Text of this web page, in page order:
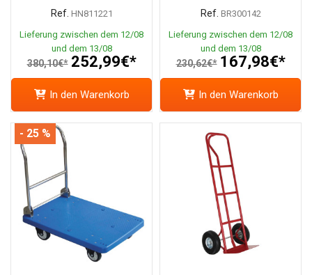
Ref. HN811221
Lieferung zwischen dem 12/08
und dem 13/08
380,10€* 252,99€*
In den Warenkorb
Ref. BR300142
Lieferung zwischen dem 12/08
und dem 13/08
230,62€* 167,98€*
In den Warenkorb
- 25 %